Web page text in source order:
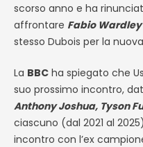
scorso anno e ha
affrontare Fabio Wardley
stesso Dubois per la
La BBC ha spiegato che
suo prossimo incontro,
Anthony Joshua, Tyson
ciascuno (dal 2021 al
incontro con l’ex